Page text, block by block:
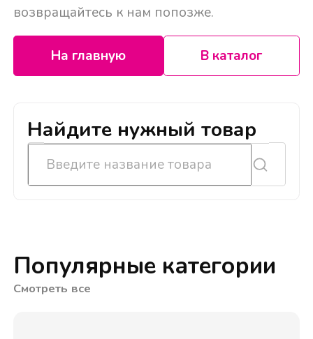
возвращайтесь к нам попозже.
На главную В каталог
Найдите нужный товар
Популярные категории
Смотреть все